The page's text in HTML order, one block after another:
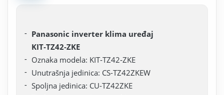
Panasonic inverter klima uređaj
KIT‑TZ42‑ZKE
Oznaka modela: KIT‑TZ42‑ZKE
Unutrašnja jedinica: CS-TZ42ZKEW
Spoljna jedinica: CU-TZ42ZKE